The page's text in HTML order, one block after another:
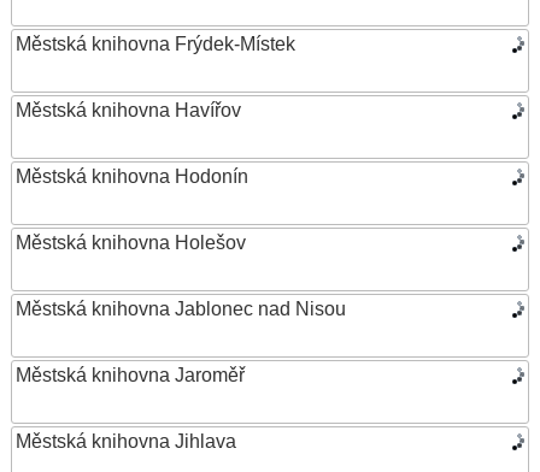
Městská knihovna Frýdek-Místek
Městská knihovna Havířov
Městská knihovna Hodonín
Městská knihovna Holešov
Městská knihovna Jablonec nad Nisou
Městská knihovna Jaroměř
Městská knihovna Jihlava